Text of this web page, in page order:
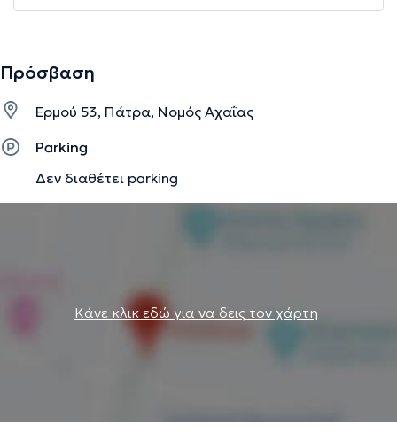
Πρόσβαση
Ερμού 53, Πάτρα, Νομός Αχαΐας
Parking
Δεν διαθέτει parking
Κάνε κλικ εδώ για να δεις τον χάρτη